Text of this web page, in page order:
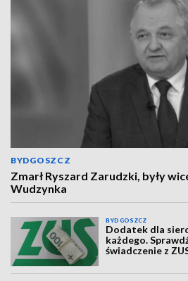
BYDGOSZCZ
Zmarł Ryszard Zarudzki, były
Wudzynka
BYDGOSZCZ
Dodatek dla
każdego.
świadczenie z